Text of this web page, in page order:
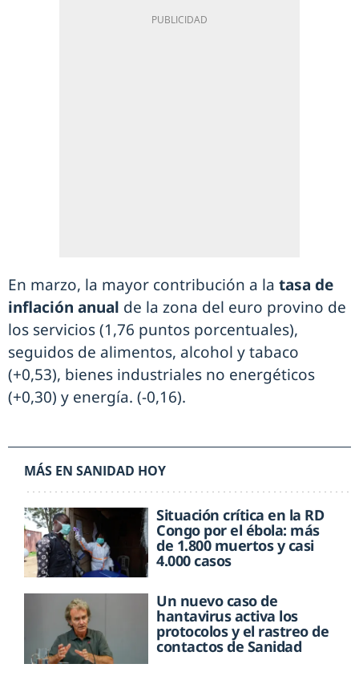
En marzo, la mayor contribución a la tasa de
inflación anual de la zona del euro provino de
los servicios (1,76 puntos porcentuales),
seguidos de alimentos, alcohol y tabaco
(+0,53), bienes industriales no energéticos
(+0,30) y energía. (-0,16).
MÁS EN SANIDAD HOY
Situación crítica en la RD
Congo por el ébola: más
de 1.800 muertos y casi
4.000 casos
Un nuevo caso de
hantavirus activa los
protocolos y el rastreo de
contactos de Sanidad